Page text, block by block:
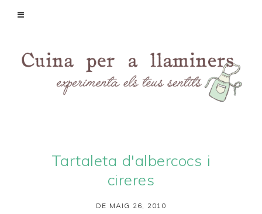
Tartaleta d'albercocs i
cireres
DE MAIG 26, 2010